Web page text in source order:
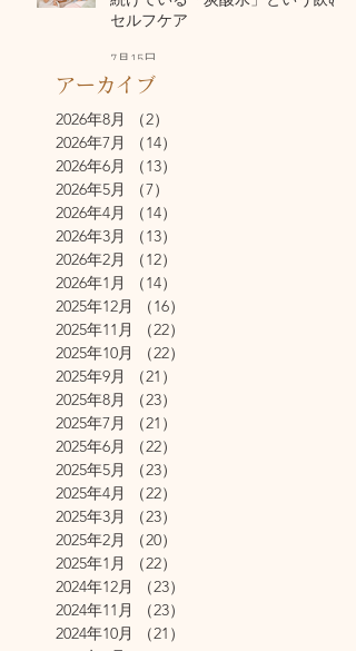
セルフケア
7月15日
アーカイブ
2026年8月
（2）
2026年7月
（14）
2026年6月
（13）
2026年5月
（7）
2026年4月
（14）
2026年3月
（13）
2026年2月
（12）
2026年1月
（14）
2025年12月
（16）
2025年11月
（22）
2025年10月
（22）
2025年9月
（21）
2025年8月
（23）
2025年7月
（21）
2025年6月
（22）
2025年5月
（23）
2025年4月
（22）
2025年3月
（23）
2025年2月
（20）
2025年1月
（22）
2024年12月
（23）
2024年11月
（23）
2024年10月
（21）